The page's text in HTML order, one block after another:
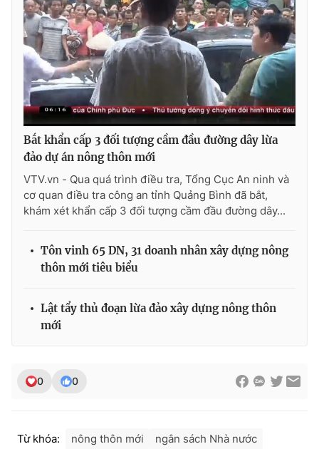
Sản phẩm
Thị trường
Tư vấn
Lịch phát sóng
Chuyên mục khác
Emagazine Podcast
Photo Infographic
Video Shorts video
Thị trường 24h Tấm lòng Việt
Liên hệ tòa soạn English
Bắt khẩn cấp 3 đối tượng cầm đầu đường dây lừa
đảo dự án nông thôn mới
VTV.vn - Qua quá trình điều tra, Tổng Cục An ninh và
cơ quan điều tra công an tỉnh Quảng Bình đã bắt,
khám xét khẩn cấp 3 đối tượng cầm đầu đường dây...
Tôn vinh 65 DN, 31 doanh nhân xây dựng nông
thôn mới tiêu biểu
Lật tẩy thủ đoạn lừa đảo xây dựng nông thôn
mới
0 0
Từ khóa: nông thôn mới
ngân sách Nhà nước